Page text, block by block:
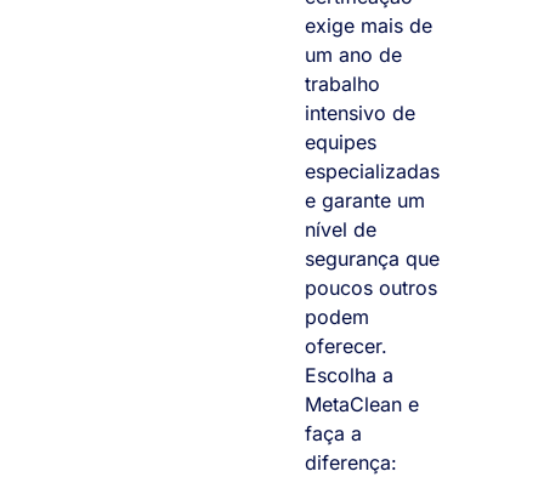
exige mais de
um ano de
trabalho
intensivo de
equipes
especializadas
e garante um
nível de
segurança que
poucos outros
podem
oferecer.
Escolha a
MetaClean e
faça a
diferença: